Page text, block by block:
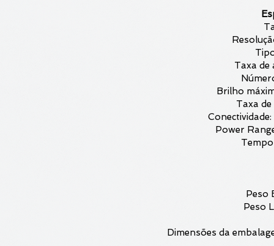
Taxa de
Brilho
Taxa
Conectividade:
Power
Peso
Peso
Dimensões da